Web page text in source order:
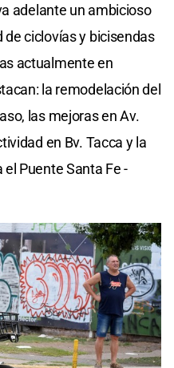
adelante un ambicioso
de ciclovías y bicisendas
actualmente en
la remodelación del
las mejoras en Av.
en Bv. Tacca y la
Puente Santa Fe -